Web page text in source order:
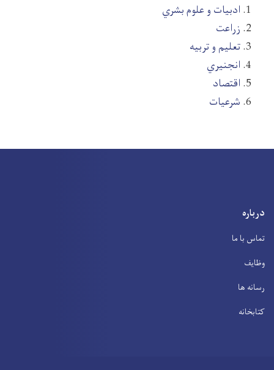
ادبیات و علوم بشري
زراعت
تعلیم و تربیه
انجنیري
اقتصاد
شرعیات
درباره
تماس با ما
وظایف
رسانه ها
کتابخانه